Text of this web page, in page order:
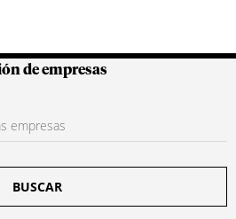
Colombianas
de empresas
BUSCAR